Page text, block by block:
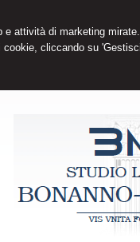
attività di marketing
cliccando su